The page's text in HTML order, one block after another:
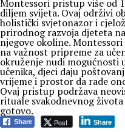
Montessori pristup više od
diljem svijeta. Ovaj održivi
holistički svjetonazor i
prirodnog razvoja djeteta
njegove okoline.
na važnost pripreme za
okruženje nudi mogućnosti
učenika, djeci daju
vrijeme i prostor da rade
Ovaj pristup podržava
rituale svakodnevnog
gotovo.
Share Post Share